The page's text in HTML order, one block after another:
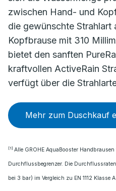
zwischen Hand- und
die gewünschte Strahlart
Kopfbrause mit 310
bietet den sanften
kraftvollen ActiveRain
verfügt über die
Mehr zum Duschkauf
[1] Alle GROHE AquaBooster
Durchflussbegrenzer. Die
bei 3 bar) im Vergleich zu EN 1112 Klasse